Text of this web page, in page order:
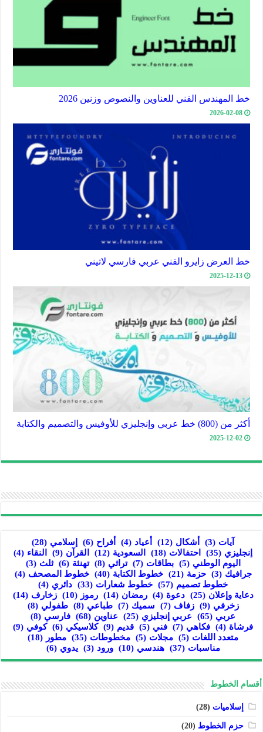
خط المهندس الفني للعناوين والنصوص وزنين 2026
2026-02-08
خط العرض زايرو الفني عربي فارسي لاتيني
2025-12-13
أكثر من (800) خط عربي وإنجليزي للأوفيس والتصميم والكتابة
2025-12-02
آيات (3) أشكال (12) أعياد (4) أفراح (6) إسلامي (28)
إنجليزي (35) احتفالات (18) السعودية (12) القرآن (9) النقاء (4)
اليوم الوطني (5) بطاقات (7) تراثي (8) تهنئة (6) ثلث (3)
جرافيك (3) حزمة (21) خطوط الكتابة (40) خطوط المصحف (4)
خطوط تصميم (57) خطوط شعارات (33) دائري (4)
دعاية وإعلان (25) دعوة (4) رمضان (14) رموز (10) زخارف (14)
زخرفي (9) زفاف (7) سميك (7) طباعي (8) طفولي (8)
عربي (65) عربي إنجليزي (25) عناوين (68) فارسي (8)
فرشاة (4) فكاهي (7) فني (5) قديم (9) كلاسيكي (6) كوفي (9)
متعدد اللغات (5) مجلات (5) مخطوطات (35) مطور (18)
مناسبات (37) هندسي (10) ورود (3) يدوي (6)
أقسام الخطوط
إسلاميات (28)
حزم الخطوط (20)